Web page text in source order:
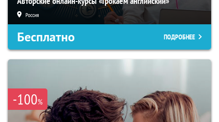
Россия
Бесплатно ПОДРОБНЕЕ
-100%